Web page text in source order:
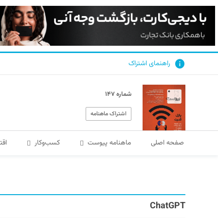
راهنمای اشتراک
شماره ۱۴۷
اشتراک ماهنامه
صفحه اصلی ماهنامه پیوست کسب‌و‌کار
ChatGPT